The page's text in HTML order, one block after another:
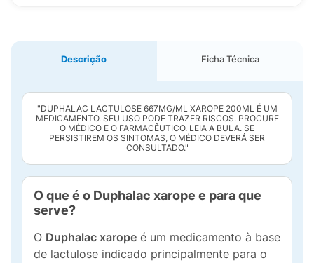
Descrição Ficha Técnica
"DUPHALAC LACTULOSE 667MG/ML XAROPE 200ML É UM
MEDICAMENTO. SEU USO PODE TRAZER RISCOS. PROCURE
O MÉDICO E O FARMACÊUTICO. LEIA A BULA. SE
PERSISTIREM OS SINTOMAS, O MÉDICO DEVERÁ SER
CONSULTADO."
O que é o Duphalac xarope e para que
serve?
O Duphalac xarope é um medicamento à base
de lactulose indicado principalmente para o